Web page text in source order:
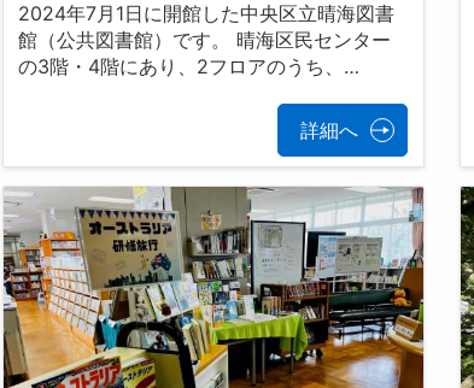
2024年7月1日に開館した中央区立晴海図書
館（公共図書館）です。 晴海区民センター
の3階・4階にあり、2フロアのうち、…
詳細へ